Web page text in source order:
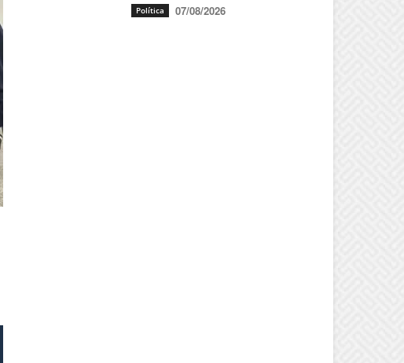
Política 07/08/2026